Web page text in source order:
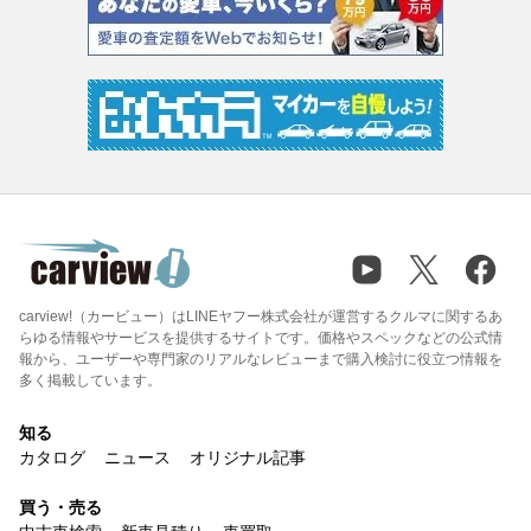
carview!（カービュー）はLINEヤフー株式会社が運営するクルマに関するあ
らゆる情報やサービスを提供するサイトです。価格やスペックなどの公式情
報から、ユーザーや専門家のリアルなレビューまで購入検討に役立つ情報を
多く掲載しています。
知る
カタログ
ニュース オリジナル記事
買う・売る